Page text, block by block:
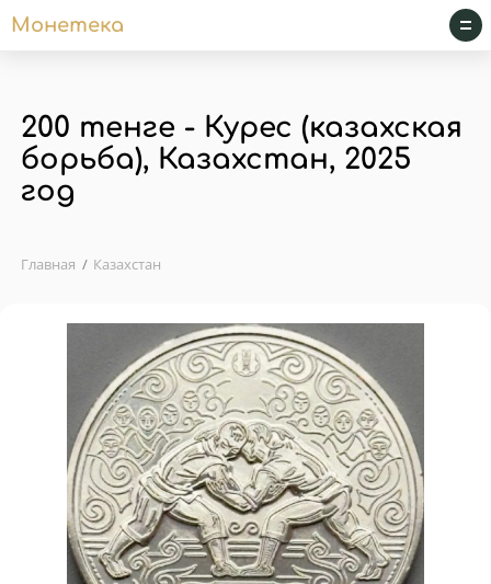
Монетека
200 тенге - Курес (казахская
борьба), Казахстан, 2025
год
Главная Казахстан